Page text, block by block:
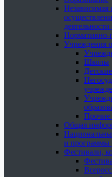
Независимая
Нормативно-
Учреждения
Школы
Прочие
Общая
и программы
Фестивали,